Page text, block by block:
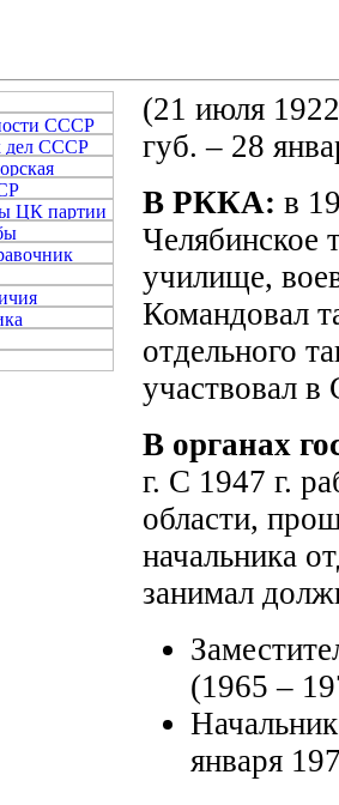
(21 июля
губ. – 28
В РККА: в
Челябинское
училище,
Командовал
отдельного
участвовал в
В органах
г. С 1947 г.
области,
начальника
занимал
(1965 –
января